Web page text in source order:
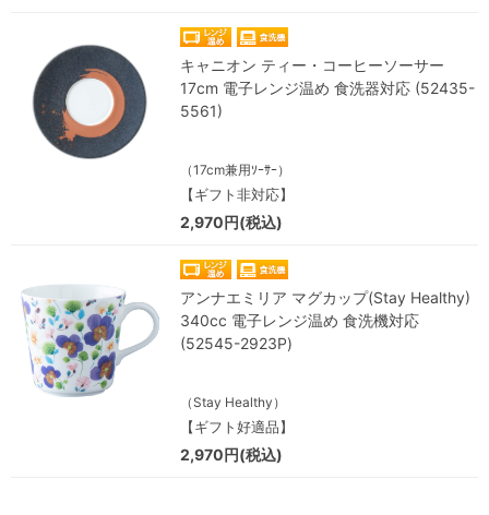
キャニオン ティー・コーヒーソーサー
17cm 電子レンジ温め 食洗器対応 (52435-
5561)
（17cm兼用ｿｰｻｰ）
【ギフト非対応】
2,970円(税込)
アンナエミリア マグカップ(Stay Healthy)
340cc 電子レンジ温め 食洗機対応
(52545-2923P)
（Stay Healthy）
【ギフト好適品】
2,970円(税込)